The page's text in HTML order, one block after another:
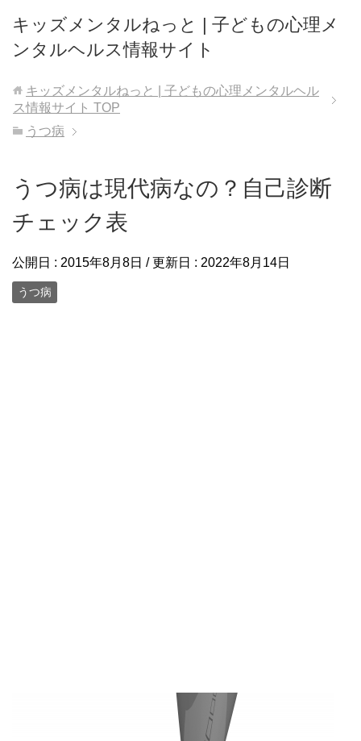
キッズメンタルねっと | 子どもの心理メ
ンタルヘルス情報サイト
キッズメンタルねっと | 子どもの心理メンタルヘル
ス情報サイト TOP
うつ病
うつ病は現代病なの？自己診断
チェック表
公開日 : 2015年8月8日 / 更新日 : 2022年8月14日
うつ病